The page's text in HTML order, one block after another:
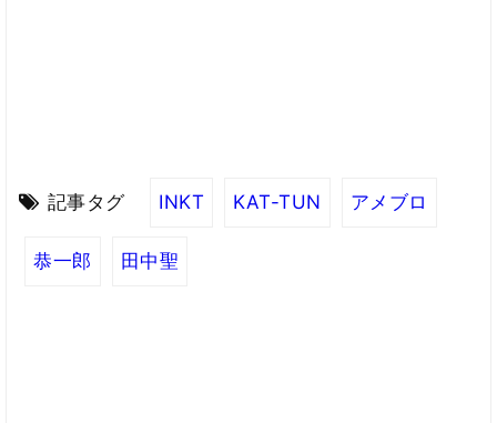
記事タグ INKT KAT-TUN アメブロ
恭一郎 田中聖